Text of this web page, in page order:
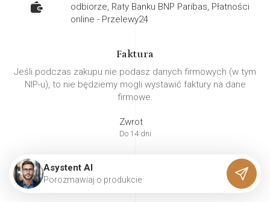
odbiorze, Raty Banku BNP Paribas, Płatności
online - Przelewy24
Faktura
Jeśli podczas zakupu nie podasz danych firmowych (w tym
NIP-u), to nie będziemy mogli wystawić faktury na dane
firmowe.
Zwrot
Do 14 dni
Asystent AI
Porozmawiaj o produkcie